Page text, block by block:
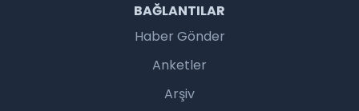
BAĞLANTILAR
Haber Gönder
Anketler
Arşiv